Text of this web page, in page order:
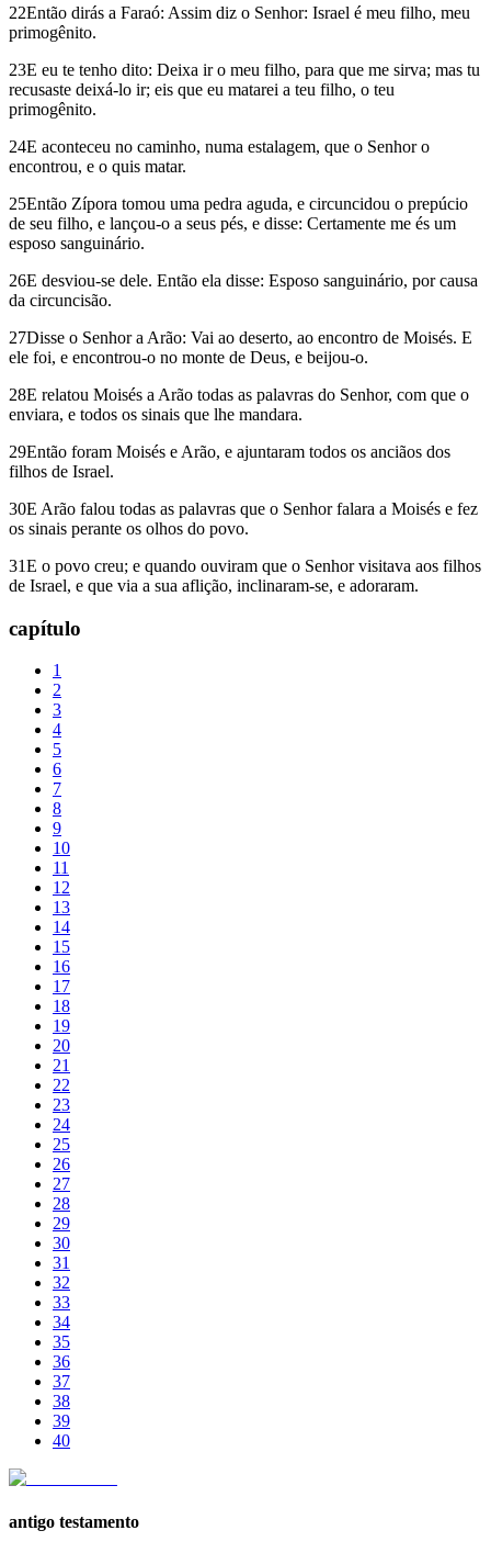
22Então dirás a Faraó: Assim diz o Senhor: Israel é meu filho, meu
primogênito.
23E eu te tenho dito: Deixa ir o meu filho, para que me sirva; mas tu
recusaste deixá-lo ir; eis que eu matarei a teu filho, o teu
primogênito.
24E aconteceu no caminho, numa estalagem, que o Senhor o
encontrou, e o quis matar.
25Então Zípora tomou uma pedra aguda, e circuncidou o prepúcio
de seu filho, e lançou-o a seus pés, e disse: Certamente me és um
esposo sanguinário.
26E desviou-se dele. Então ela disse: Esposo sanguinário, por causa
da circuncisão.
27Disse o Senhor a Arão: Vai ao deserto, ao encontro de Moisés. E
ele foi, e encontrou-o no monte de Deus, e beijou-o.
28E relatou Moisés a Arão todas as palavras do Senhor, com que o
enviara, e todos os sinais que lhe mandara.
29Então foram Moisés e Arão, e ajuntaram todos os anciãos dos
filhos de Israel.
30E Arão falou todas as palavras que o Senhor falara a Moisés e fez
os sinais perante os olhos do povo.
31E o povo creu; e quando ouviram que o Senhor visitava aos filhos
de Israel, e que via a sua aflição, inclinaram-se, e adoraram.
capítulo
1
2
3
4
5
6
7
8
9
10
11
12
13
14
15
16
17
18
19
20
21
22
23
24
25
26
27
28
29
30
31
32
33
34
35
36
37
38
39
40
antigo testamento